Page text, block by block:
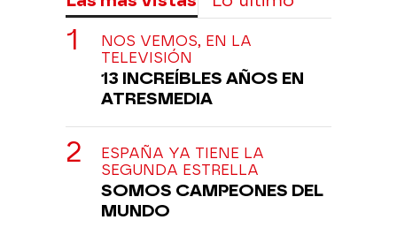
NOS VEMOS, EN LA
TELEVISIÓN
13 INCREÍBLES AÑOS EN
ATRESMEDIA
ESPAÑA YA TIENE LA
SEGUNDA ESTRELLA
SOMOS CAMPEONES DEL
MUNDO